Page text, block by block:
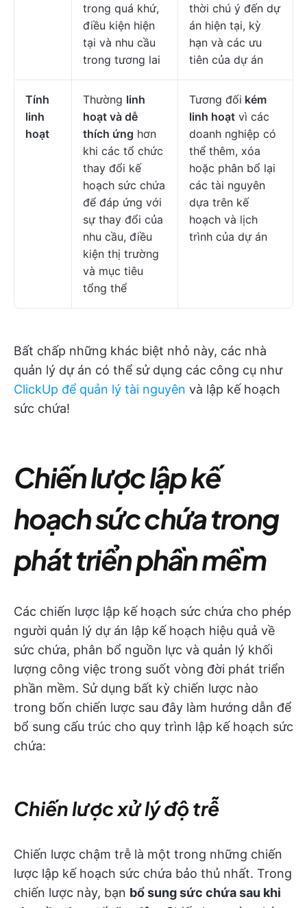
trong quá khứ,
điều kiện hiện
tại và nhu cầu
trong tương lai
thời chú ý đến dự
án hiện tại, kỳ
hạn và các ưu
tiên của dự án
Tính
linh
hoạt
Thường linh
hoạt và dễ
thích ứng hơn
khi các tổ chức
thay đổi kế
hoạch sức chứa
để đáp ứng với
sự thay đổi của
nhu cầu, điều
kiện thị trường
và mục tiêu
tổng thể
Tương đối kém
linh hoạt vì các
doanh nghiệp có
thể thêm, xóa
hoặc phân bổ lại
các tài nguyên
dựa trên kế
hoạch và lịch
trình của dự án
Bất chấp những khác biệt nhỏ này, các nhà
quản lý dự án có thể sử dụng các công cụ như
ClickUp để quản lý tài nguyên và lập kế hoạch
sức chứa!
Chiến lược lập kế
hoạch sức chứa trong
phát triển phần mềm
Các chiến lược lập kế hoạch sức chứa cho phép
người quản lý dự án lập kế hoạch hiệu quả về
sức chứa, phân bổ nguồn lực và quản lý khối
lượng công việc trong suốt vòng đời phát triển
phần mềm. Sử dụng bất kỳ chiến lược nào
trong bốn chiến lược sau đây làm hướng dẫn để
bổ sung cấu trúc cho quy trình lập kế hoạch sức
chứa:
Chiến lược xử lý độ trễ
Chiến lược chậm trễ là một trong những chiến
lược lập kế hoạch sức chứa bảo thủ nhất. Trong
chiến lược này, bạn bổ sung sức chứa sau khi